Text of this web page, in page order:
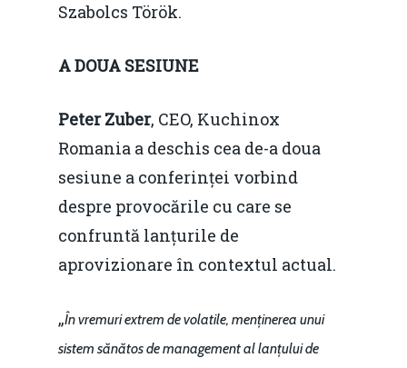
Szabolcs Török.
A DOUA SESIUNE
Peter Zuber, CEO, Kuchinox
Romania a deschis cea de-a doua
sesiune a conferinței vorbind
despre provocările cu care se
confruntă lanțurile de
aprovizionare în contextul actual.
„În vremuri extrem de volatile, menținerea unui
sistem sănătos de management al lanțului de